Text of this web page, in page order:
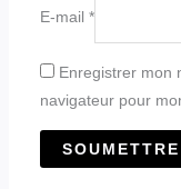
E-mail *
Enregistrer mon
navigateur pour